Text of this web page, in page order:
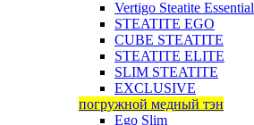
Vertigo Steatite Essential
STEATITE EGO
CUBE STEATITE
STEATITE ELITE
SLIM STEATITE
EXCLUSIVE
погружной медный тэн
Ego Slim